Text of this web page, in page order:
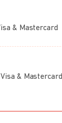
& Mastercard
& Mastercard